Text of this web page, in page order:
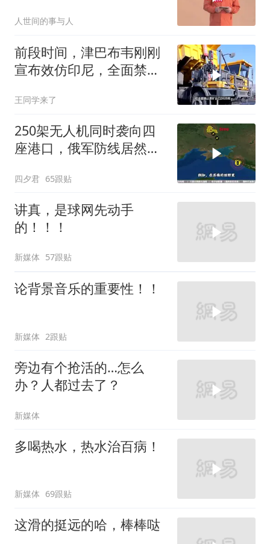
人世间的事与人
前段时间，津巴布韦刚刚
宣布效仿印尼，全面禁止
王同学来了
250架无人机同时袭向四
座港口，俄军防线居然彻
四夕君 65跟贴
讲真，是球网先动手
的！！！
新媒体 57跟贴
论背景音乐的重要性！！
新媒体 2跟贴
旁边有个抢活的…怎么
办？人都过去了？
新媒体
多喝热水，热水治百病！
新媒体 69跟贴
这滑的挺远的哈，棒棒哒